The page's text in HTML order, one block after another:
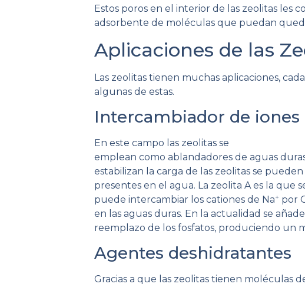
Estos poros en el interior de las zeolitas les
adsorbente de moléculas que puedan
Aplicaciones de las
Las zeolitas tienen muchas aplicaciones,
algunas de estas.
Intercambiador de iones
En este campo las zeolitas se
emplean como ablandadores de aguas
estabilizan la carga de las zeolitas se
presentes en el agua. La zeolita A es la que
puede intercambiar los cationes de Na+ por
en las aguas duras. En la actualidad se
reemplazo de los fosfatos, produciendo un
Agentes deshidratantes
Gracias a que las zeolitas tienen moléculas